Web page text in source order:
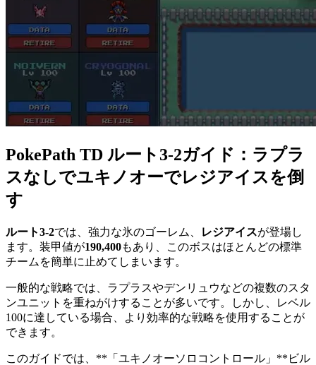
PokePath TD ルート3-2ガイド：ラプラ
スなしでユキノオーでレジアイスを倒
す
ルート3-2では、強力な氷のゴーレム、 レジアイスが登場し
ます。装甲値が190,400もあり、このボスはほとんどの標準
チームを簡単に止めてしまいます。
一般的な戦略では、ラプラスやデンリュウなどの複数のスタ
ンユニットを重ねがけすることが多いです。しかし、レベル
100に達している場合、より効率的な戦略を使用することが
できます。
このガイドでは、**「ユキノオーソロコントロール」**ビル